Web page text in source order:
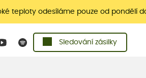
teploty odesíláme pouze od pondělí
Sledování zásilky